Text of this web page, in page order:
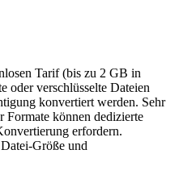
Tarif (bis zu 2 GB in
oder verschlüsselte Dateien
konvertiert werden. Sehr
Formate können dedizierte
erfordern.
Größe und